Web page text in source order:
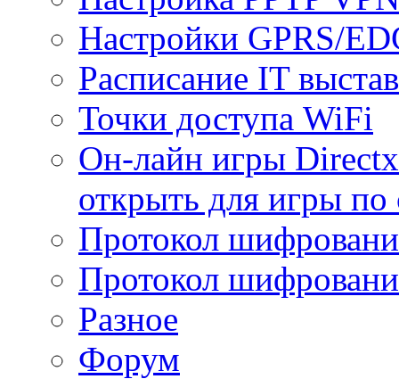
Настройки GPRS/
Расписание IT
Точки доступа WiFi
Он-лайн игры
открыть для игры по
Протокол
Протокол
Разное
Форум